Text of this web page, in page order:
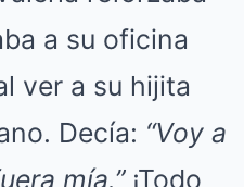
a su oficina
ver a su hijita
Decía: “Voy a
mía.”¡Todo